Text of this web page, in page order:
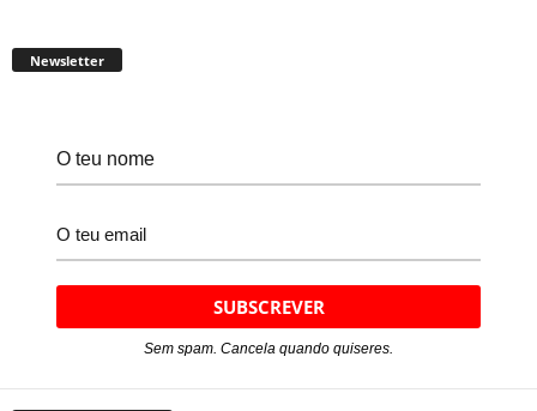
Newsletter
Sem spam. Cancela quando quiseres.